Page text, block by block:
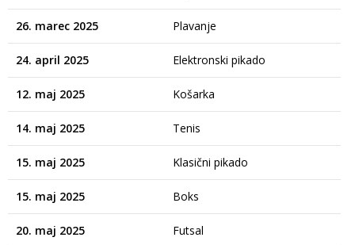
26. marec 2025 Plavanje
24. april 2025 Elektronski pikado
12. maj 2025 Košarka
14. maj 2025 Tenis
15. maj 2025 Klasični pikado
15. maj 2025 Boks
20. maj 2025 Futsal